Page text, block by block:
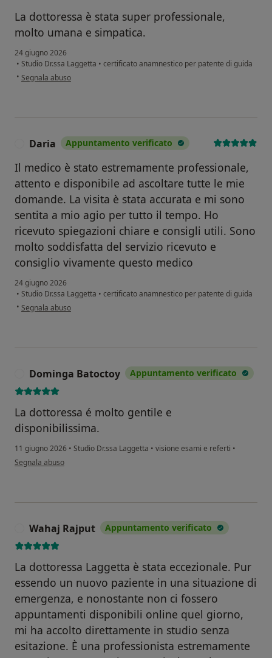
La dottoressa è stata super professionale,
molto umana e simpatica.
24 giugno 2026
• Studio Dr.ssa Laggetta • certificato anamnestico per patente di guida
• secondo l'opinione dell'utente V. T.
Segnala abuso
Daria Appuntamento verificato
Il medico è stato estremamente professionale,
attento e disponibile ad ascoltare tutte le mie
domande. La visita è stata accurata e mi sono
sentita a mio agio per tutto il tempo. Ho
ricevuto spiegazioni chiare e consigli utili. Sono
molto soddisfatta del servizio ricevuto e
consiglio vivamente questo medico
24 giugno 2026
• Studio Dr.ssa Laggetta • certificato anamnestico per patente di guida
• secondo l'opinione dell'utente Daria
Segnala abuso
Dominga Batoctoy Appuntamento verificato
La dottoressa é molto gentile e
disponibilissima.
11 giugno 2026 • Studio Dr.ssa Laggetta • visione esami e referti •
secondo l'opinione dell'utente Dominga Batoctoy
Segnala abuso
Wahaj Rajput Appuntamento verificato
La dottoressa Laggetta è stata eccezionale. Pur
essendo un nuovo paziente in una situazione di
emergenza, e nonostante non ci fossero
appuntamenti disponibili online quel giorno,
mi ha accolto direttamente in studio senza
esitazione. È una professionista estremamente